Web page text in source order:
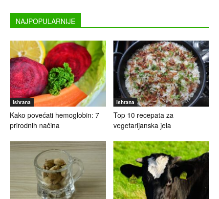
NAJPOPULARNIJE
Ishrana
Kako povećati hemoglobin: 7
prirodnih načina
Ishrana
Top 10 recepata za
vegetarijanska jela